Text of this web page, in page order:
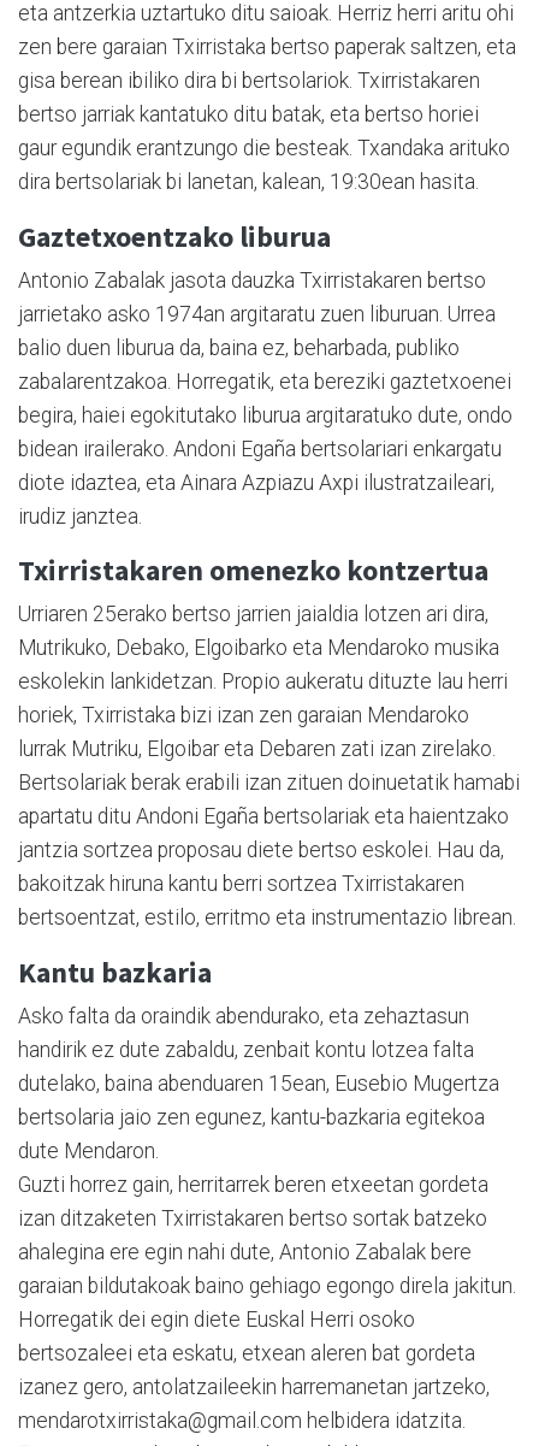
eta antzerkia uztartuko ditu saioak. Herriz herri aritu ohi
zen bere garaian Txirristaka bertso paperak saltzen, eta
gisa berean ibiliko dira bi bertsolariok. Txirristakaren
bertso jarriak kantatuko ditu batak, eta bertso horiei
gaur egundik erantzungo die besteak. Txandaka arituko
dira bertsolariak bi lanetan, kalean, 19:30ean hasita.
Gaztetxoentzako liburua
Antonio Zabalak jasota dauzka Txirristakaren bertso
jarrietako asko 1974an argitaratu zuen liburuan. Urrea
balio duen liburua da, baina ez, beharbada, publiko
zabalarentzakoa. Horregatik, eta bereziki gaztetxoenei
begira, haiei egokitutako liburua argitaratuko dute, ondo
bidean irailerako. Andoni Egaña bertsolariari enkargatu
diote idaztea, eta Ainara Azpiazu Axpi ilustratzaileari,
irudiz janztea.
Txirristakaren omenezko kontzertua
Urriaren 25erako bertso jarrien jaialdia lotzen ari dira,
Mutrikuko, Debako, Elgoibarko eta Mendaroko musika
eskolekin lankidetzan. Propio aukeratu dituzte lau herri
horiek, Txirristaka bizi izan zen garaian Mendaroko
lurrak Mutriku, Elgoibar eta Debaren zati izan zirelako.
Bertsolariak berak erabili izan zituen doinuetatik hamabi
apartatu ditu Andoni Egaña bertsolariak eta haientzako
jantzia sortzea proposau diete bertso eskolei. Hau da,
bakoitzak hiruna kantu berri sortzea Txirristakaren
bertsoentzat, estilo, erritmo eta instrumentazio librean.
Kantu bazkaria
Asko falta da oraindik abendurako, eta zehaztasun
handirik ez dute zabaldu, zenbait kontu lotzea falta
dutelako, baina abenduaren 15ean, Eusebio Mugertza
bertsolaria jaio zen egunez, kantu-bazkaria egitekoa
dute Mendaron.
Guzti horrez gain, herritarrek beren etxeetan gordeta
izan ditzaketen Txirristakaren bertso sortak batzeko
ahalegina ere egin nahi dute, Antonio Zabalak bere
garaian bildutakoak baino gehiago egongo direla jakitun.
Horregatik dei egin diete Euskal Herri osoko
bertsozaleei eta eskatu, etxean aleren bat gordeta
izanez gero, antolatzaileekin harremanetan jartzeko,
mendarotxirristaka@gmail.com helbidera idatzita.